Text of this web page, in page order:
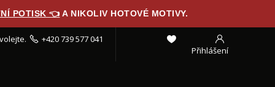
POTISK 👈 A NIKOLIV HOTOVÉ MOTIVY.
Přihlášení
+420 739 577 041